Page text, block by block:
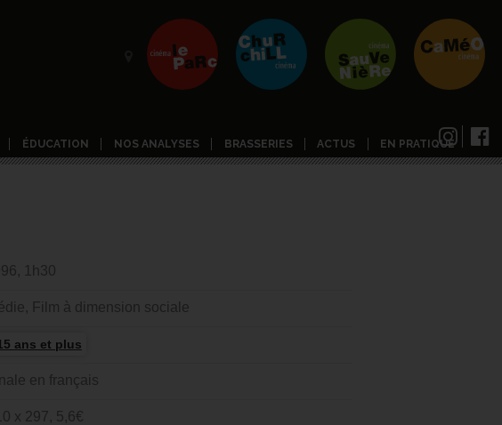
ÉDUCATION NOS ANALYSES BRASSERIES ACTUS EN PRATIQUE
1h30
Film à dimension sociale
ans et plus
en français
x 297, 5,6€